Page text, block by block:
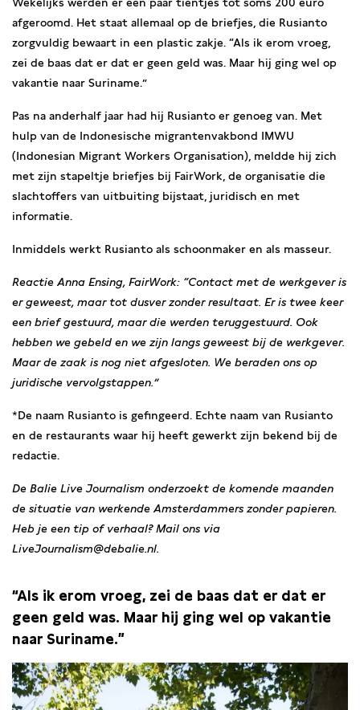
afgeroomd. Het staat allemaal op de briefjes, die Rusianto
zorgvuldig bewaart in een plastic zakje. “Als ik erom vroeg,
zei de baas dat er dat er geen geld was. Maar hij ging wel op
vakantie naar Suriname.”
Pas na anderhalf jaar had hij Rusianto er genoeg van. Met
hulp van de Indonesische migrantenvakbond IMWU
(Indonesian Migrant Workers Organisation), meldde hij zich
met zijn stapeltje briefjes bij FairWork, de organisatie die
slachtoffers van uitbuiting bijstaat, juridisch en met
informatie.
Inmiddels werkt Rusianto als schoonmaker en als masseur.
Reactie Anna Ensing, FairWork: “Contact met de werkgever is
er geweest, maar tot dusver zonder resultaat. Er is twee keer
een brief gestuurd, maar die werden teruggestuurd. Ook
hebben we gebeld en we zijn langs geweest bij de werkgever.
Maar de zaak is nog niet afgesloten. We beraden ons op
juridische vervolgstappen.”
*De naam Rusianto is gefingeerd. Echte naam van Rusianto
en de restaurants waar hij heeft gewerkt zijn bekend bij de
redactie.
De Balie Live Journalism onderzoekt de komende maanden
de situatie van werkende Amsterdammers zonder papieren.
Heb je een tip of verhaal? Mail ons via
LiveJournalism@debalie.nl.
“Als ik erom vroeg, zei de baas dat er dat er
geen geld was. Maar hij ging wel op vakantie
naar Suriname.”